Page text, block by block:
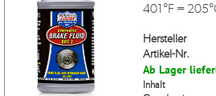
401°F =
Hersteller
Artikel-Nr.
Ab Lager
Inhalt